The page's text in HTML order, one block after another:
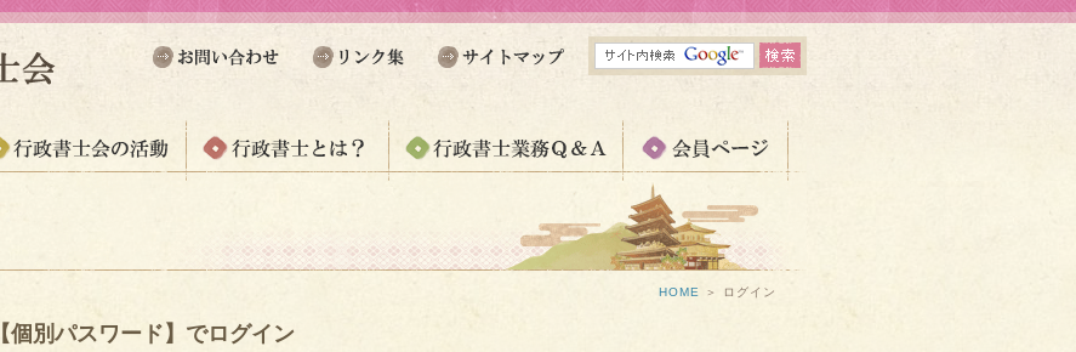
HOME ＞ ログイン
【個別パスワード】でログイン